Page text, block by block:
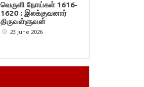
வெருளி நோய்கள் 1616-
1620 : இலக்குவனார்
திருவள்ளுவன்
23 June 2026